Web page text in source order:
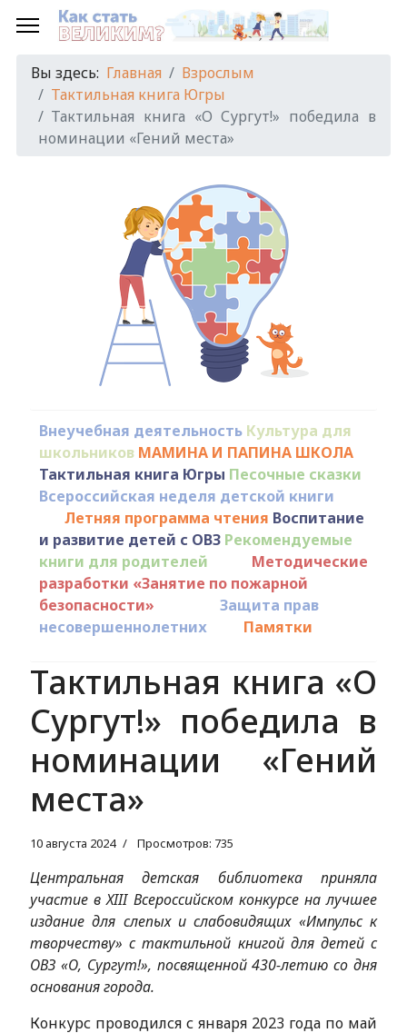
Вы здесь: Главная
Взрослым
Тактильная книга Югры
Тактильная книга «О Сургут!» победила в
номинации «Гений места»
Внеучебная деятельность Культура для
школьников МАМИНА И ПАПИНА ШКОЛА
Тактильная книга Югры Песочные сказки
Всероссийская неделя детской книги
Летняя программа чтения Воспитание
и развитие детей с ОВЗ Рекомендуемые
книги для родителей
Методические
разработки «Занятие по пожарной
безопасности»
Защита прав
несовершеннолетних
Памятки
Тактильная книга «О
Сургут!» победила в
номинации «Гений
места»
10 августа 2024 Просмотров: 735
Центральная детская библиотека приняла
участие в XIII Всероссийском конкурсе на лучшее
издание для слепых и слабовидящих «Импульс к
творчеству» с тактильной книгой для детей с
ОВЗ «О, Сургут!», посвященной 430-летию со дня
основания города.
Конкурс проводился с января 2023 года по май